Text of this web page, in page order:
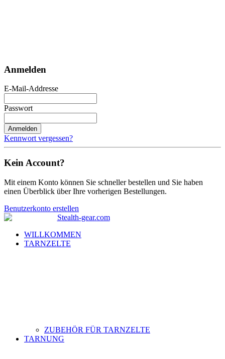
Anmelden
E-Mail-Addresse
Passwort
Anmelden
Kennwort vergessen?
Kein Account?
Mit einem Konto können Sie schneller bestellen und Sie haben
einen Überblick über Ihre vorherigen Bestellungen.
Benutzerkonto erstellen
WILLKOMMEN
TARNZELTE
ZUBEHÖR FÜR TARNZELTE
TARNUNG